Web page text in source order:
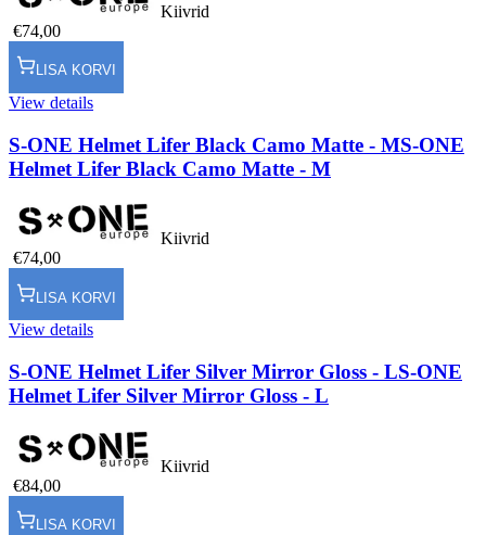
Kiivrid
€74,00
LISA KORVI
View details
S-ONE Helmet Lifer Black Camo Matte - MS-ONE
Helmet Lifer Black Camo Matte - M
Kiivrid
€74,00
LISA KORVI
View details
S-ONE Helmet Lifer Silver Mirror Gloss - LS-ONE
Helmet Lifer Silver Mirror Gloss - L
Kiivrid
€84,00
LISA KORVI